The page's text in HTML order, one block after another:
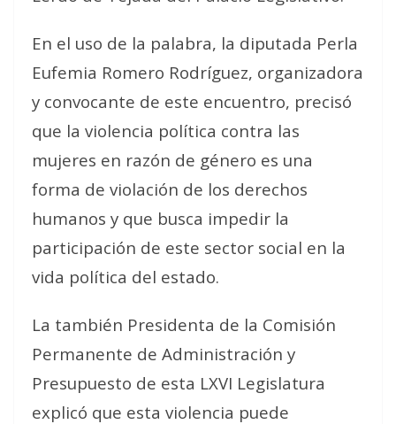
En el uso de la palabra, la diputada Perla
Eufemia Romero Rodríguez, organizadora
y convocante de este encuentro, precisó
que la violencia política contra las
mujeres en razón de género es una
forma de violación de los derechos
humanos y que busca impedir la
participación de este sector social en la
vida política del estado.
La también Presidenta de la Comisión
Permanente de Administración y
Presupuesto de esta LXVI Legislatura
explicó que esta violencia puede